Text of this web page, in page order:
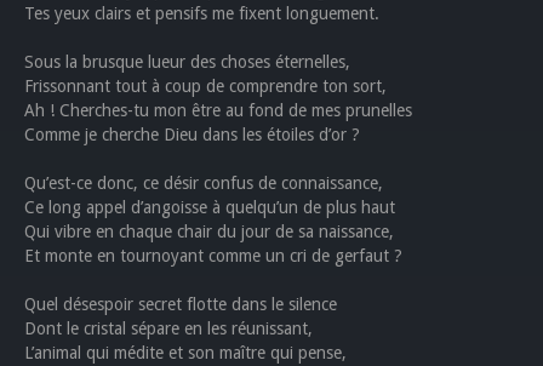
Tes yeux clairs et pensifs me fixent longuement.
Sous la brusque lueur des choses éternelles,
Frissonnant tout à coup de comprendre ton sort,
Ah ! Cherches-tu mon être au fond de mes prunelles
Comme je cherche Dieu dans les étoiles d’or ?
Qu’est-ce donc, ce désir confus de connaissance,
Ce long appel d’angoisse à quelqu’un de plus haut
Qui vibre en chaque chair du jour de sa naissance,
Et monte en tournoyant comme un cri de gerfaut ?
Quel désespoir secret flotte dans le silence
Dont le cristal sépare en les réunissant,
L’animal qui médite et son maître qui pense,